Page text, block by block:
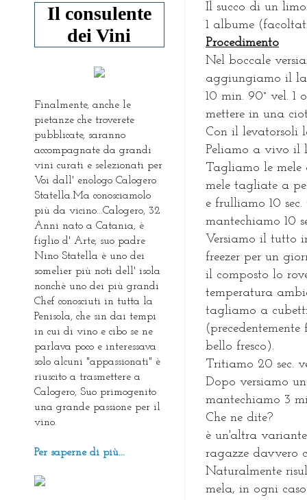
Il succo di un
1 albume
Procedimento
Nel boccale
aggiungiamo il
10 min. 90° vel. 1
mettere in una
Con il levatorsoli
Peliamo a vivo il
Tagliamo le mele
mele tagliate a
e frulliamo 10
mantechiamo 10
Versiamo il tutto
freezer per un
il composto lo
temperatura
tagliamo a
bello fresco).
Tritiamo 20 sec.
Dopo versiamo
mantechiamo 3
Che ne dite?
è un'altra
ragazze davvero
Naturalmente
mela, in ogni
Il consulente
dei Vini
Finalmente, anche le
pietanze che troverete
pubblicate, saranno
accompagnate da grandi
vini curati e selezionati per
Voi dall' enologo Calogero
Statella.Ma conosciamolo
più da vicino...Calogero, 32
Anni nato a Catania, è
figlio d' Arte, suo padre
Nino Statella è uno dei
somelier più noti dell' isola
nonchè uno dei più grandi
Chef conosciuti in tutta la
Penisola, che sin dai tempi
in cui di vino e cibo se ne
parlava poco e interessava
solo alcuni "appassionati" è
riuscito a trasmettere a
Calogero, Suo primogenito
una grande passione per il
vino.
Per saperne di più...